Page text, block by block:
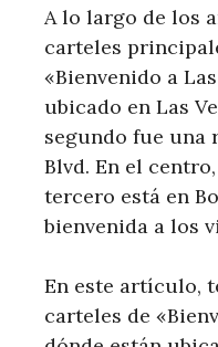
A lo largo de los
carteles
«Bienvenido a
ubicado en Las
segundo fue una
Blvd. En el
tercero está en
bienvenida a los
En este artículo,
carteles de